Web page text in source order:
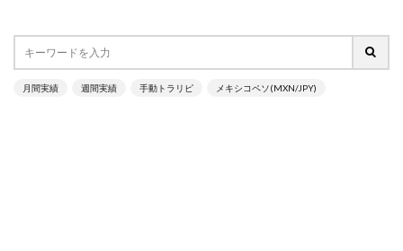
月間実績 週間実績 手動トラリピ メキシコペソ(MXN/JPY)